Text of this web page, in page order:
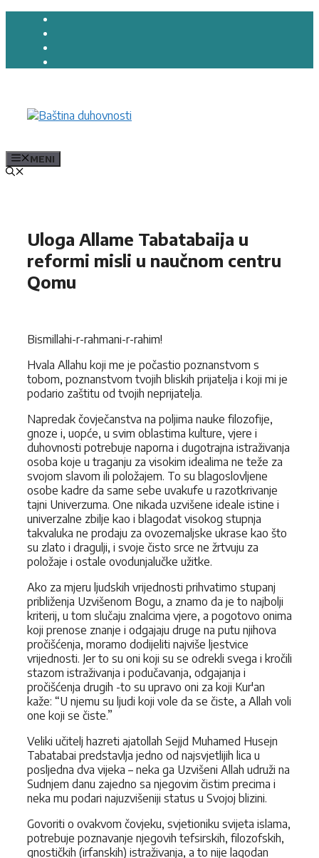
Preskoči
MENI
Uloga Allame Tabatabaija u
reformi misli u naučnom centru
Qomu
Bismillahi-r-rahmani-r-rahim!
Hvala Allahu koji me je počastio poznanstvom s
tobom, poz­nanstvom tvojih bliskih prijatelja i koji mi je
podario zaštitu od tvo­jih neprijatelja.
Napredak čovječanstva na poljima nauke filozofije,
gnoze i, uopće, u svim oblastima kulture, vjere i
duhovnosti potrebuje naporna i dugotrajna istraživanja
osoba koje u traganju za visokim idealima ne teže za
svojom slavom ili položajem. To su blagoslovljene
osobe kadre da same sebe uvakufe u razotkrivanje
tajni Univerzuma. One nikada uzvišene ideale istine i
univerzalne zbilje kao i blagodat visokog stupnja
takvaluka ne prodaju za ovozemaljske ukrase kao što
su zlato i dragulji, i svoje čisto srce ne žrtvuju za
položaje i ostale ovodunjalučke užitke.
Ako za mjeru ljudskih vrijednosti prihvatimo stupanj
približenja Uzvišenom Bogu, a znamo da je to najbolji
kriterij, u tom slučaju znalcima vjere, a pogotovo onima
koji prenose znanje i odgajaju druge na putu njihova
pročišćenja, moramo dodijeliti najviše ljestvice
vrijednosti. Jer to su oni koji su se odrekli svega i kročili
stazom istraživanja i podučavanja, odgajanja i
pročišćenja drugih -to su upravo oni za koji Kur'an
kaže: “U njemu su ljudi koji vole da se čiste, a Allah voli
one koji se čiste.”
Veliki učitelj hazreti ajatollah Sejjd Muhamed Husejn
Tabatabai predstavl­ja jedno od najsvjetlijih lica u
posljedna dva vijeka – neka ga Uzvišeni Allah udruži na
Sudnjem danu zajedno sa njegovim čistim precima i
neka mu podari najuzvišeniji status u Svojoj blizini.
Govoriti o ovakvom čovjeku, svjetioniku svijeta islama,
potrebuje pozna­vanje njegovih tefsirskih, filozofskih,
gnostičkih (irfanskih) istraživanja, a to nije lagodan